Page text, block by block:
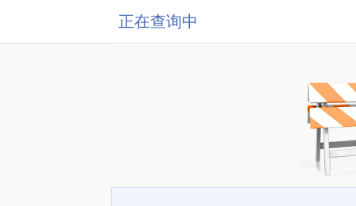
正在查询中